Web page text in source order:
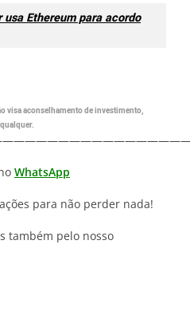
usa Ethereum para acordo
visa aconselhamento de investimento,
WhatsApp
para não perder nada!
também pelo nosso